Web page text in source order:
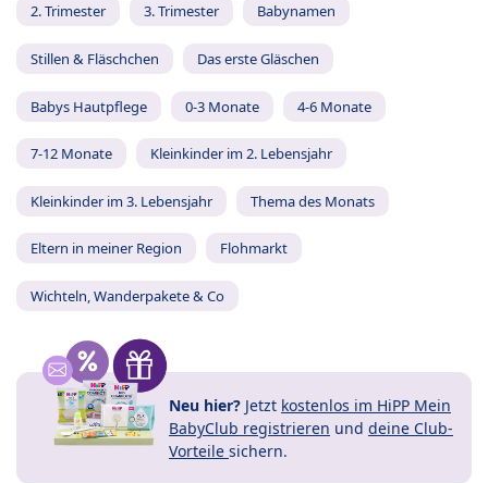
2. Trimester 3. Trimester Babynamen
Stillen & Fläschchen Das erste Gläschen
Babys Hautpflege 0-3 Monate 4-6 Monate
7-12 Monate Kleinkinder im 2. Lebensjahr
Kleinkinder im 3. Lebensjahr Thema des Monats
Eltern in meiner Region Flohmarkt
Wichteln, Wanderpakete & Co
Neu hier? Jetzt kostenlos im HiPP Mein
BabyClub registrieren und deine Club-
Vorteile sichern.